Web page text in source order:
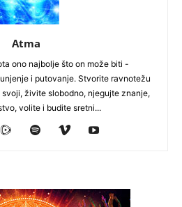
Atma
ono najbolje što on može biti -
i putovanje. Stvorite ravnotežu
živite slobodno, njegujte znanje,
volite i budite sretni...